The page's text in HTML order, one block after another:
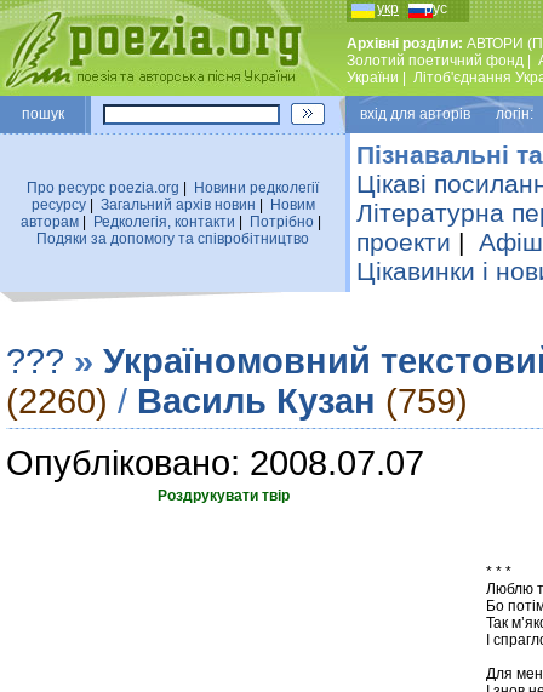
укр рус
Архівні розділи: АВТОРИ
Золотий поетичний фонд
України
Лiтоб'єднання
пошук вхiд для авторiв логін:
Про ресурс poezia.org
Новини редколегiї
ресурсу| Загальний архiв новин
Новим
авторам
Редколегiя, контакти Потрiбно
Подяки за допомогу та співробітництво
Пізнавальні
Цікаві
Літературна
проекти |
Цікавинки і
??? » Україномовний
(2260) / Василь Кузан (759)
Опубліковано: 2008.07.07
Роздрукувати твір
* * *
Люблю
Бо
Так
І
Для